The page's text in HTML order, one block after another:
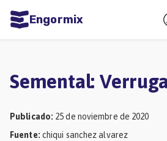
Engormix
Agricultura
Balanceados
Semental:
Publicado: 25 de noviembre de 2020
Fuente: chiqui sanchez alvarez